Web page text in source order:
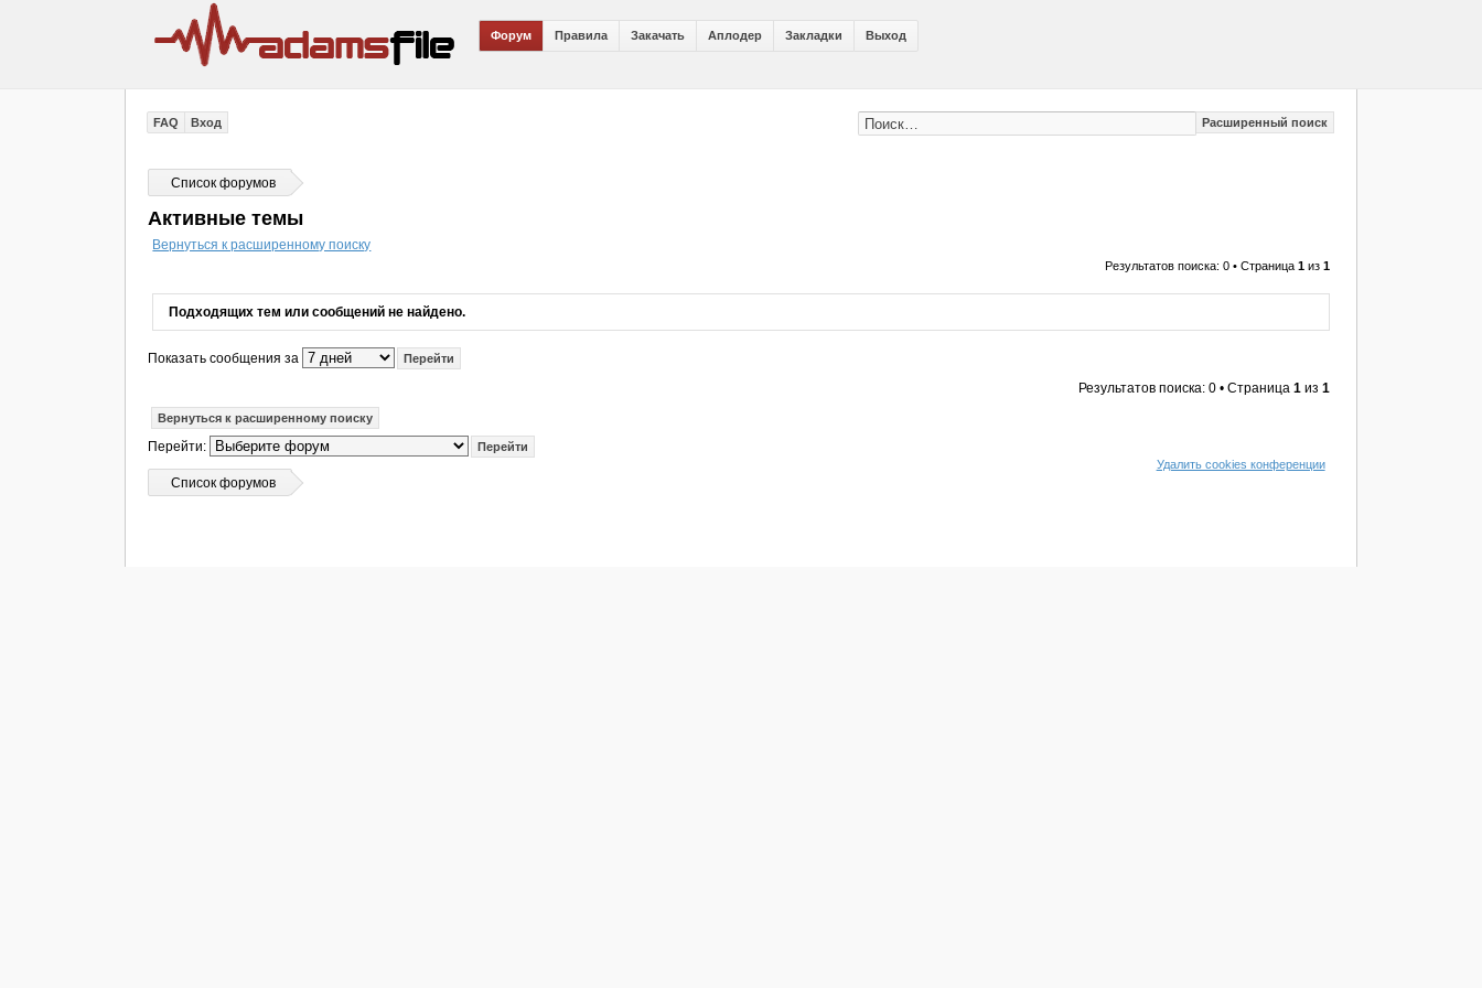
Форум Правила Закачать Аплодер Закладки Выход
FAQ Вход Расширенный поиск
Список форумов
Активные темы
Вернуться к расширенному поиску
Результатов поиска: 0 • Страница 1из 1
Подходящих тем или сообщений не найдено.
Показать сообщения за
Результатов поиска: 0 • Страница 1из 1
Вернуться к расширенному поиску
Перейти:
Удалить cookies конференции
Список форумов